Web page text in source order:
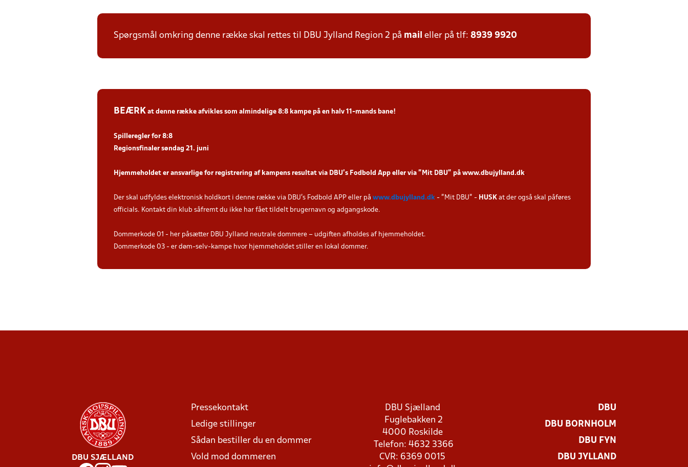
Spørgsmål omkring denne række skal rettes til DBU Jylland Region 2 på mail eller på tlf: 8939 9920
BEÆRK at denne række afvikles som almindelige 8:8 kampe på en halv 11-mands bane!
Spilleregler for 8:8
Regionsfinaler søndag 21. juni
Hjemmeholdet er ansvarlige for registrering af kampens resultat via DBU’s Fodbold App eller via ”Mit DBU” på www.dbujylland.dk.
Der skal udfyldes elektronisk holdkort i denne række via DBU's Fodbold APP eller på www.dbujylland.dk - "Mit DBU" - HUSK at der også skal påføres
officials. Kontakt din klub såfremt du ikke har fået tildelt brugernavn og adgangskode.
Dommerkode 01 - her påsætter DBU Jylland neutrale dommere – udgiften afholdes af hjemmeholdet.
Dommerkode 03 - er døm-selv-kampe hvor hjemmeholdet stiller en lokal dommer.
DBU SJÆLLAND
Pressekontakt
Ledige stillinger
Sådan bestiller du en dommer
Vold mod dommeren
DBU Sjælland
Fuglebakken 2
4000 Roskilde
Telefon: 4632 3366
CVR: 6369 0015
DBU
DBU BORNHOLM
DBU FYN
DBU JYLLAND